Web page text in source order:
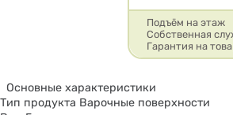
Подъём на этаж
Собственная
Гарантия на
Основные характеристики
Тип продукта Варочные поверхности